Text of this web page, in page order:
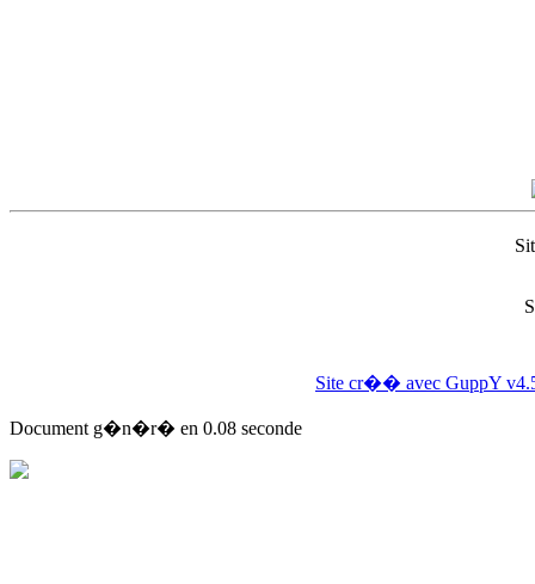
Site cr�� avec GuppY
Document g�n�r� en 0.08 seconde